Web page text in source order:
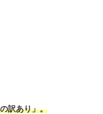
訳あり」。